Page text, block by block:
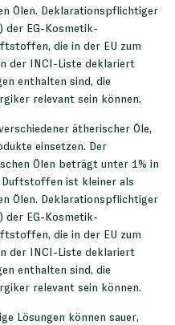
Ölen. Deklarationspflichtiger
der EG-Kosmetik-
die in der EU zum
der INCI-Liste deklariert
enthalten sind, die
relevant sein können.
ätherischer Öle,
einsetzen. Der
Ölen beträgt unter 1% in
Duftstoffen ist kleiner als
Ölen. Deklarationspflichtiger
der EG-Kosmetik-
die in der EU zum
der INCI-Liste deklariert
enthalten sind, die
relevant sein können.
Lösungen können sauer,